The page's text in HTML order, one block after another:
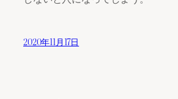
2020年11月17日